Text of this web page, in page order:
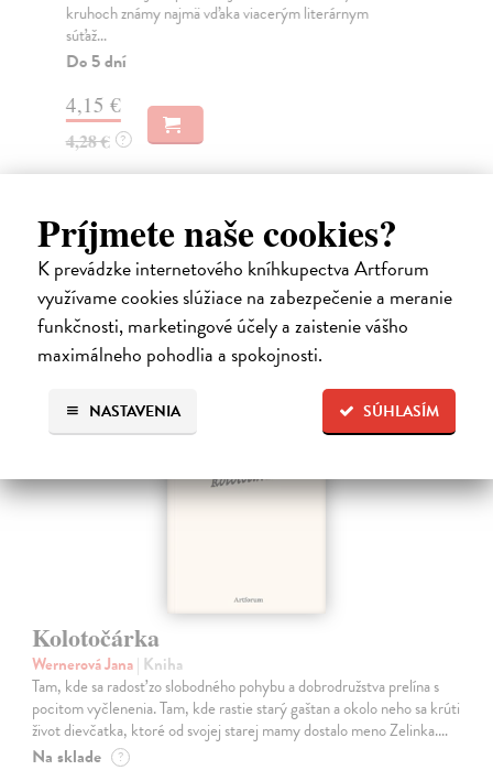
Príjmete naše cookies?
K prevádzke internetového kníhkupectva Artforum
využívame cookies slúžiace na zabezpečenie a meranie
funkčnosti, marketingové účely a zaistenie vášho
maximálneho pohodlia a spokojnosti.
SÚHLASÍM
NASTAVENIA
kruhoch známy najmä vďaka viacerým literárnym
súťaž...
Do 5 dní
4,15 €
4,28 € ?
Ďalšie z kategórie slovenská
beletria
Kolotočárka
Wernerová Jana| Kniha
Tam, kde sa radosť zo slobodného pohybu a dobrodružstva prelína s
pocitom vyčlenenia. Tam, kde rastie starý gaštan a okolo neho sa krúti
život dievčatka, ktoré od svojej starej mamy dostalo meno Zelinka.…
Na sklade ?